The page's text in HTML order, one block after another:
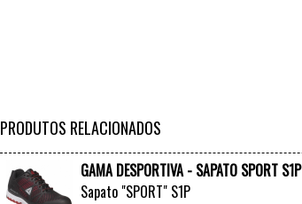
PRODUTOS RELACIONADOS
GAMA DESPORTIVA - SAPATO SPORT S1P
Sapato "SPORT" S1P